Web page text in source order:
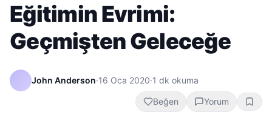
Eğitimin Evrimi:
Geçmişten Geleceğe
John Anderson·16 Oca 2020·1 dk okuma
Beğen Yorum